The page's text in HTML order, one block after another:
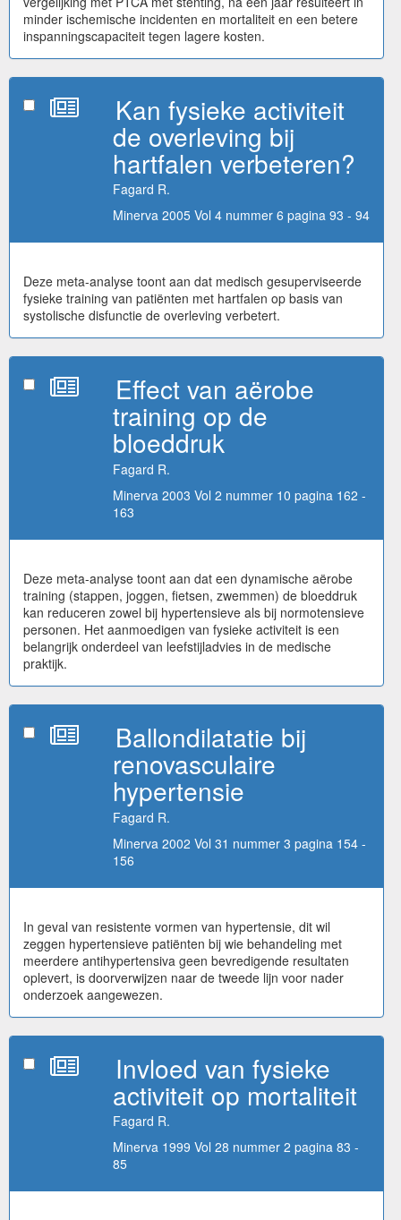
minder ischemische incidenten en mortaliteit en een betere
inspanningscapaciteit tegen lagere kosten.
Kan fysieke activiteit
de overleving bij
hartfalen verbeteren?
Fagard R.
Minerva 2005 Vol 4 nummer 6 pagina 93 - 94
Deze meta-analyse toont aan dat medisch gesuperviseerde
fysieke training van patiënten met hartfalen op basis van
systolische disfunctie de overleving verbetert.
Effect van aërobe
training op de
bloeddruk
Fagard R.
Minerva 2003 Vol 2 nummer 10 pagina 162 -
163
Deze meta-analyse toont aan dat een dynamische aërobe
training (stappen, joggen, fietsen, zwemmen) de bloeddruk
kan reduceren zowel bij hypertensieve als bij normotensieve
personen. Het aanmoedigen van fysieke activiteit is een
belangrijk onderdeel van leefstijladvies in de medische
praktijk.
Ballondilatatie bij
renovasculaire
hypertensie
Fagard R.
Minerva 2002 Vol 31 nummer 3 pagina 154 -
156
In geval van resistente vormen van hypertensie, dit wil
zeggen hypertensieve patiënten bij wie behandeling met
meerdere antihypertensiva geen bevredigende resultaten
oplevert, is doorverwijzen naar de tweede lijn voor nader
onderzoek aangewezen.
Invloed van fysieke
activiteit op mortaliteit
Fagard R.
Minerva 1999 Vol 28 nummer 2 pagina 83 -
85